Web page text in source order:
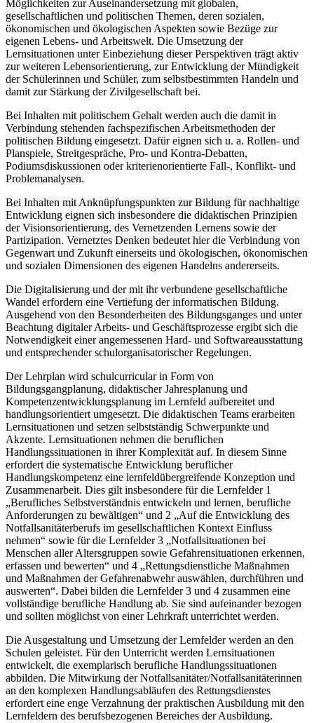
Möglichkeiten zur Auseinandersetzung mit globalen,
gesellschaftlichen und politischen Themen, deren sozialen,
ökonomischen und ökologischen Aspekten sowie Bezüge zur
eigenen Lebens- und Arbeitswelt. Die Umsetzung der
Lernsituationen unter Einbeziehung dieser Perspektiven trägt aktiv
zur weiteren Lebensorientierung, zur Entwicklung der Mündigkeit
der Schülerinnen und Schüler, zum selbstbestimmten Handeln und
damit zur Stärkung der Zivilgesellschaft bei.
Bei Inhalten mit politischem Gehalt werden auch die damit in
Verbindung stehenden fachspezifischen Arbeitsmethoden der
politischen Bildung eingesetzt. Dafür eignen sich u. a. Rollen- und
Planspiele, Streitgespräche, Pro- und Kontra-Debatten,
Podiumsdiskussionen oder kriterienorientierte Fall-, Konflikt- und
Problemanalysen.
Bei Inhalten mit Anknüpfungspunkten zur Bildung für nachhaltige
Entwicklung eignen sich insbesondere die didaktischen Prinzipien
der Visionsorientierung, des Vernetzenden Lernens sowie der
Partizipation. Vernetztes Denken bedeutet hier die Verbindung von
Gegenwart und Zukunft einerseits und ökologischen, ökonomischen
und sozialen Dimensionen des eigenen Handelns andererseits.
Die Digitalisierung und der mit ihr verbundene gesellschaftliche
Wandel erfordern eine Vertiefung der informatischen Bildung.
Ausgehend von den Besonderheiten des Bildungsganges und unter
Beachtung digitaler Arbeits- und Geschäftsprozesse ergibt sich die
Notwendigkeit einer angemessenen Hard- und Softwareausstattung
und entsprechender schulorganisatorischer Regelungen.
Der Lehrplan wird schulcurricular in Form von
Bildungsgangplanung, didaktischer Jahresplanung und
Kompetenzentwicklungsplanung im Lernfeld aufbereitet und
handlungsorientiert umgesetzt. Die didaktischen Teams erarbeiten
Lernsituationen und setzen selbstständig Schwerpunkte und
Akzente. Lernsituationen nehmen die beruflichen
Handlungssituationen in ihrer Komplexität auf. In diesem Sinne
erfordert die systematische Entwicklung beruflicher
Handlungskompetenz eine lernfeldübergreifende Konzeption und
Zusammenarbeit. Dies gilt insbesondere für die Lernfelder 1
„Berufliches Selbstverständnis entwickeln und lernen, berufliche
Anforderungen zu bewältigen“ und 2 „Auf die Entwicklung des
Notfallsanitäterberufs im gesellschaftlichen Kontext Einfluss
nehmen“ sowie für die Lernfelder 3 „Notfallsituationen bei
Menschen aller Altersgruppen sowie Gefahrensituationen erkennen,
erfassen und bewerten“ und 4 „Rettungsdienstliche Maßnahmen
und Maßnahmen der Gefahrenabwehr auswählen, durchführen und
auswerten“. Dabei bilden die Lernfelder 3 und 4 zusammen eine
vollständige berufliche Handlung ab. Sie sind aufeinander bezogen
und sollten möglichst von einer Lehrkraft unterrichtet werden.
Die Ausgestaltung und Umsetzung der Lernfelder werden an den
Schulen geleistet. Für den Unterricht werden Lernsituationen
entwickelt, die exemplarisch berufliche Handlungssituationen
abbilden. Die Mitwirkung der Notfallsanitäter/Notfallsanitäterinnen
an den komplexen Handlungsabläufen des Rettungsdienstes
erfordert eine enge Verzahnung der praktischen Ausbildung mit den
Lernfeldern des berufsbezogenen Bereiches der Ausbildung.